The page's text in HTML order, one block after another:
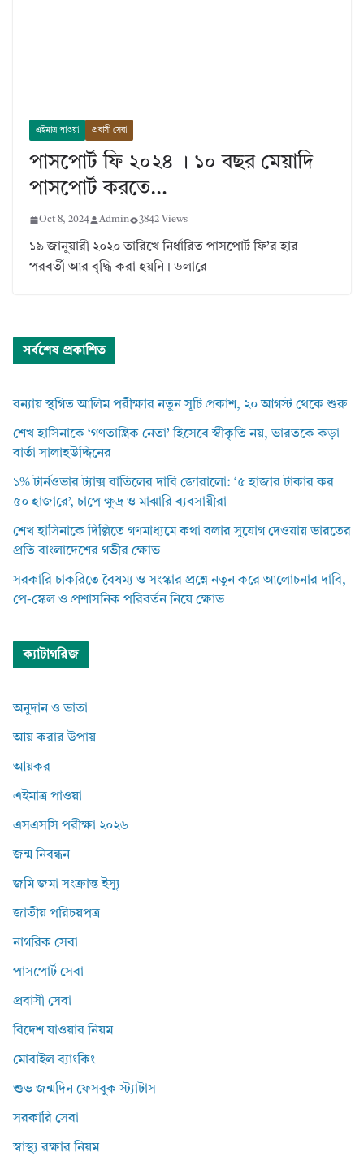
এইমাত্র পাওয়া প্রবাসী সেবা
পাসপোর্ট ফি ২০২৪ । ১০ বছর মেয়াদি
পাসপোর্ট করতে…
Oct 8, 2024 Admin 3842 Views
১৯ জানুয়ারী ২০২০ তারিখে নির্ধারিত পাসপোর্ট ফি’র হার
পরবর্তী আর বৃদ্ধি করা হয়নি। ডলারে
সর্বশেষ প্রকাশিত
বন্যায় স্থগিত আলিম পরীক্ষার নতুন সূচি প্রকাশ, ২০ আগস্ট থেকে শুরু
শেখ হাসিনাকে ‘গণতান্ত্রিক নেতা’ হিসেবে স্বীকৃতি নয়, ভারতকে কড়া
বার্তা সালাহউদ্দিনের
১% টার্নওভার ট্যাক্স বাতিলের দাবি জোরালো: ‘৫ হাজার টাকার কর
৫০ হাজারে’, চাপে ক্ষুদ্র ও মাঝারি ব্যবসায়ীরা
শেখ হাসিনাকে দিল্লিতে গণমাধ্যমে কথা বলার সুযোগ দেওয়ায় ভারতের
প্রতি বাংলাদেশের গভীর ক্ষোভ
সরকারি চাকরিতে বৈষম্য ও সংস্কার প্রশ্নে নতুন করে আলোচনার দাবি,
পে-স্কেল ও প্রশাসনিক পরিবর্তন নিয়ে ক্ষোভ
ক্যাটাগরিজ
অনুদান ও ভাতা
আয় করার উপায়
আয়কর
এইমাত্র পাওয়া
এসএসসি পরীক্ষা ২০২৬
জন্ম নিবন্ধন
জমি জমা সংক্রান্ত ইস্যু
জাতীয় পরিচয়পত্র
নাগরিক সেবা
পাসপোর্ট সেবা
প্রবাসী সেবা
বিদেশ যাওয়ার নিয়ম
মোবাইল ব্যাংকিং
শুভ জন্মদিন ফেসবুক স্ট্যাটাস
সরকারি সেবা
স্বাস্থ্য রক্ষার নিয়ম